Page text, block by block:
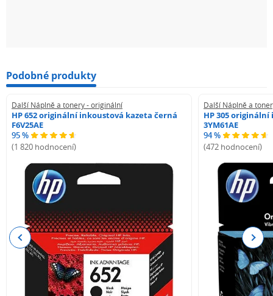
Podobné produkty
Další Náplně a tonery - originální
HP 652 originální inkoustová kazeta černá
F6V25AE
95 %
(1 820 hodnocení)
Další Náplně a
HP 305
3YM61AE
94 %
(472 hodnocení)
Previous Next